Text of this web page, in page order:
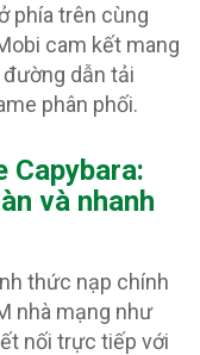
phía trên cùng
cam kết mang
dẫn tải
phân phối.
Capybara:
và nhanh
thức nạp chính
nhà mạng như
nối trực tiếp với